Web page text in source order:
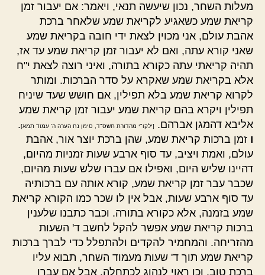
מעלות השחר, נכון שיעשה תנאי, ויאמר: אם יעבור זמן
קריאת שמע כשאגיע לקריאת שמע שלאחר ברכת
אהבת עולם, אני מכוין לצאת ידי חובה בקריאת שמע
שאני קורא עתה, ואם לא יעבור זמן קריאת שמע עד אז,
תהיה קריאתי עתה כקורא בתורה, ואיני רוצה לצאת י"ח
אלא בקריאת שמע שאקרא על סדר הברכות. ומותר
לקרוא קריאת שמע בלא תפילין, אם חושש שעד שיניח
תפילין ויקרא בהם קריאת שמע יעבור זמן קריאת שמע
אליבא דהמגן אברהם.
[ילקו"י מהדורת תשס"ד, סימן נח הערה ה' עמוד תמא].
ו זמן ברכות קריאת שמע, שהן ברכת יוצר אור, אהבת
עולם, ואמת ויציב, עד סוף ארבע שעות זמניות מהיום,
דהיינו שליש היום, ואפילו אם עברו שלש שעות מהיום,
שכבר עבר זמן קריאת שמע, קורא אותה עם ברכותיה
עד סוף ארבע שעות, אבל אין לו שכר כמו הקורא קריאת
שמע בזמנה, אלא כקורא בתורה. וכבר כתבנו שלענין
ברכות קריאת שמע אפשר להקל לחשב ד' השעות
מהזריחה. והמחמיר להקדים ולהתפלל כדי לברך ברכות
קריאת שמע תוך ד' שעות מעמוד השחר, תבוא עליו
ברכת טוב. וכן ראוי לנהוג לכתחלה. אבל אם עברו